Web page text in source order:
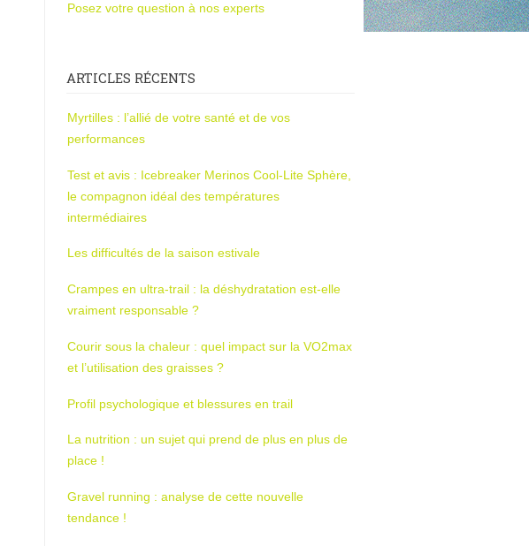
Posez votre question à nos experts
ARTICLES RÉCENTS
Myrtilles : l’allié de votre santé et de vos
performances
Test et avis : Icebreaker Merinos Cool-Lite Sphère,
le compagnon idéal des températures
intermédiaires
Les difficultés de la saison estivale
Crampes en ultra-trail : la déshydratation est-elle
vraiment responsable ?
Courir sous la chaleur : quel impact sur la VO2max
et l’utilisation des graisses ?
Profil psychologique et blessures en trail
La nutrition : un sujet qui prend de plus en plus de
place !
Gravel running : analyse de cette nouvelle
tendance !